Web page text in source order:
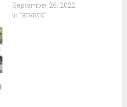
September 26, 2022
In "उत्तराखंड"